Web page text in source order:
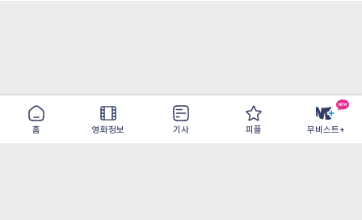
홈 영화정보 기사 피플 무비스트+